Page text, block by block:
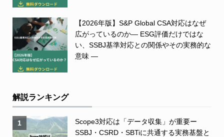
【2026年版】S&P Global CSA対応はなぜ
広がっているのか― ESG評価だけではな
い、SSBJ基準対応との関係やその実務的な
意味 ―
解説ランキング
1
Scope3対応は「データ収集」が重要ー
SSBJ・CSRD・SBTiに共通する実務基盤と